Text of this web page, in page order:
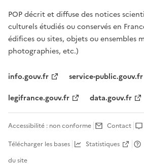
POP décrit et diffuse des notices
culturels étudiés ou conservés en
édifices ou sites, objets ou ensembles
photographies, etc.)
info.gouv.fr
service-public.gouv.fr
legifrance.gouv.fr
data.gouv.fr
Accessibilité : non conforme Contact
Télécharger les bases
Statistiques
du site